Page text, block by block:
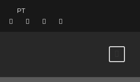
PT